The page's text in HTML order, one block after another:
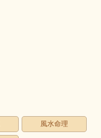
風水命理